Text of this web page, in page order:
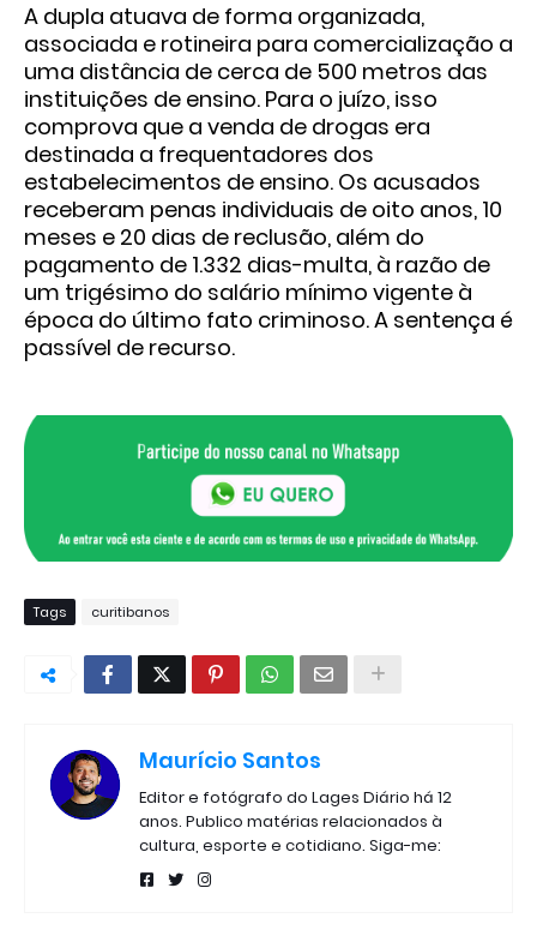
A dupla atuava de forma organizada,
associada e rotineira para comercialização a
uma distância de cerca de 500 metros das
instituições de ensino. Para o juízo, isso
comprova que a venda de drogas era
destinada a frequentadores dos
estabelecimentos de ensino. Os acusados
receberam penas individuais de oito anos, 10
meses e 20 dias de reclusão, além do
pagamento de 1.332 dias-multa, à razão de
um trigésimo do salário mínimo vigente à
época do último fato criminoso. A sentença é
passível de recurso.
Tags curitibanos
Maurício Santos
Editor e fotógrafo do Lages Diário há 12
anos. Publico matérias relacionados à
cultura, esporte e cotidiano. Siga-me: